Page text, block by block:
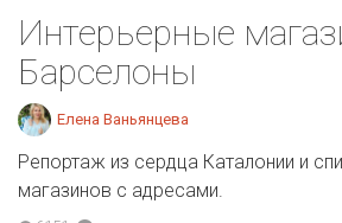
Интерьерные
Барселоны
Елена Ваньянцева
Репортаж из сердца Каталонии и
магазинов с адресами.